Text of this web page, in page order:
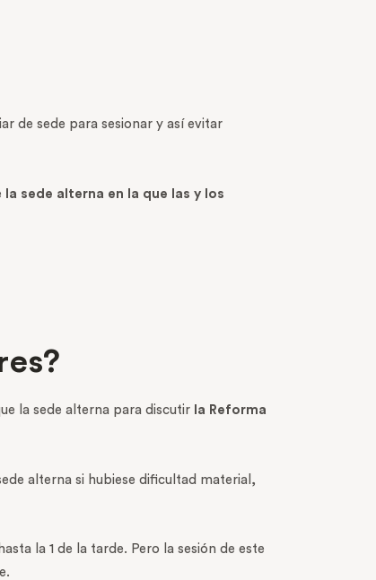
de sede para sesionar y así evitar
la sede alterna en la que las y los
la sede alterna para discutir la Reforma
alterna si hubiese dificultad material,
la 1 de la tarde. Pero la sesión de este